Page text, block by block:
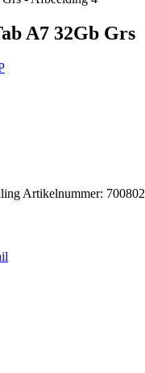
A7 32Gb Grs
Artikelnummer: 700802